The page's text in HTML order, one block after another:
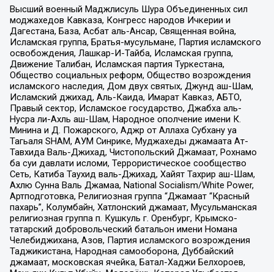
Высший военный Маджлисуль Шура Объединенных сил
моджахедов Кавказа, Конгресс народов Ичкерии и
Дагестана, База, Асбат аль-Ансар, Священная война,
Исламская группа, Братья-мусульмане, Партия исламского
освобождения, Лашкар-И-Тайба, Исламская группа,
Движение Талибан, Исламская партия Туркестана,
Общество социальных реформ, Общество возрождения
исламского наследия, Дом двух святых, Джунд аш-Шам,
Исламский джихад, Аль-Каида, Имарат Кавказ, АБТО,
Правый сектор, Исламское государство, Джабха аль-
Нусра ли-Ахль аш-Шам, Народное ополчение имени К.
Минина и Д. Пожарского, Аджр от Аллаха Субхану уа
Тагьаля SHAM, АУМ Синрике, Муджахеды джамаата Ат-
Тавхида Валь-Джихад, Чистопольский Джамаат, Рохнамо
ба суи давлати исломи, Террористическое сообщество
Сеть, Катиба Таухид валь-Джихад, Хайят Тахрир аш-Шам,
Ахлю Сунна Валь Джамаа, National Socialism/White Power,
Артподготовка, Религиозная группа “Джамаат “Красный
пахарь”, Колумбайн, Хатлонский джамаат, Мусульманская
религиозная группа п. Кушкуль г. Оренбург, Крымско-
татарский добровольческий батальон имени Номана
Челебиджихана, Азов, Партия исламского возрождения
Таджикистана, Народная самооборона, Дуббайский
джамаат, московская ячейка, Батал-Хаджи Белхороев,